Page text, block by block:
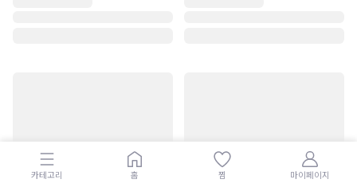
카테고리 홈 찜 마이페이지